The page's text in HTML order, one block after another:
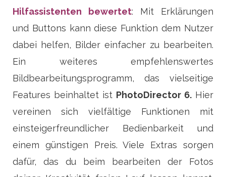
Hilfassistenten bewertet: Mit Erklärungen
und Buttons kann diese Funktion dem Nutzer
dabei helfen, Bilder einfacher zu bearbeiten.
Ein weiteres empfehlenswertes
Bildbearbeitungsprogramm, das vielseitige
Features beinhaltet ist PhotoDirector 6. Hier
vereinen sich vielfältige Funktionen mit
einsteigerfreundlicher Bedienbarkeit und
einem günstigen Preis. Viele Extras sorgen
dafür, das du beim bearbeiten der Fotos